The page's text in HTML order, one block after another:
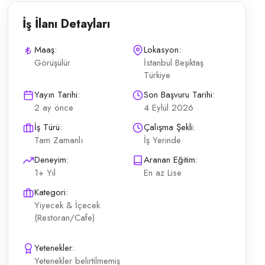
memnuniyeti odaklı Hızlı tempoya ve esnek saatlere uyum
İş İlanı Detayları
Maaş:
Görüşülür
Lokasyon:
İstanbul Beşiktaş
Türkiye
Yayın Tarihi:
2 ay önce
Son Başvuru Tarihi:
4 Eylül 2026
İş Türü:
Tam Zamanlı
Çalışma Şekli:
İş Yerinde
Deneyim:
1+ Yıl
Aranan Eğitim:
En az Lise
Kategori:
Yiyecek & İçecek
(Restoran/Cafe)
Yetenekler:
Yetenekler belirtilmemiş